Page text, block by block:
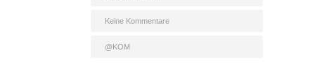
Keine Kommentare
@KOM